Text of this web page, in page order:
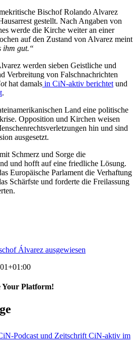
Bischof Rolando Alvarez
gestellt. Nach Angaben von
werde die Kirche weiter an einer
auf den Zustand von Alvarez meint
ihm gut.“
werden sieben Geistliche und
Verbreitung von Falschnachrichten
hat damals in CiN-aktiv berichtet und
.
Land eine politische
Opposition und Kirchen weisen
hin und sind
ausgesetzt.
Schmerz und Sorge die
und hofft auf eine friedliche Lösung.
Europäische Parlament die Verhaftung
Schärfste und forderte die Freilassung
Álvarez ausgewiesen
Your Platform!